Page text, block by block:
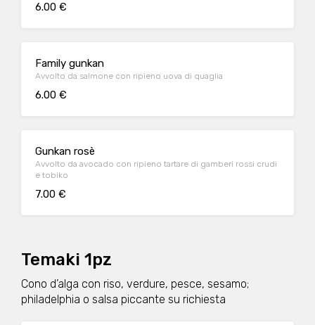
6.00 €
Family gunkan
Avvolto da salmone con ripieno uova di quaglia
6.00 €
Gunkan rosè
Avvolto da avocado con ripieno tartare di gamberi rossi crudi
e tobiko
7.00 €
Temaki 1pz
Cono d’alga con riso, verdure, pesce, sesamo;
philadelphia o salsa piccante su richiesta